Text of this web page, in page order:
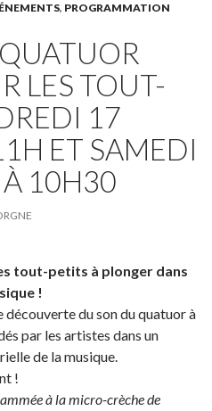
, PROGRAMMATION
LES TOUT-
17
ET SAMEDI
10H30
tout-petits à plonger dans
!
découverte du son du quatuor à
par les artistes dans un
de la musique.
!
à la micro-crèche de